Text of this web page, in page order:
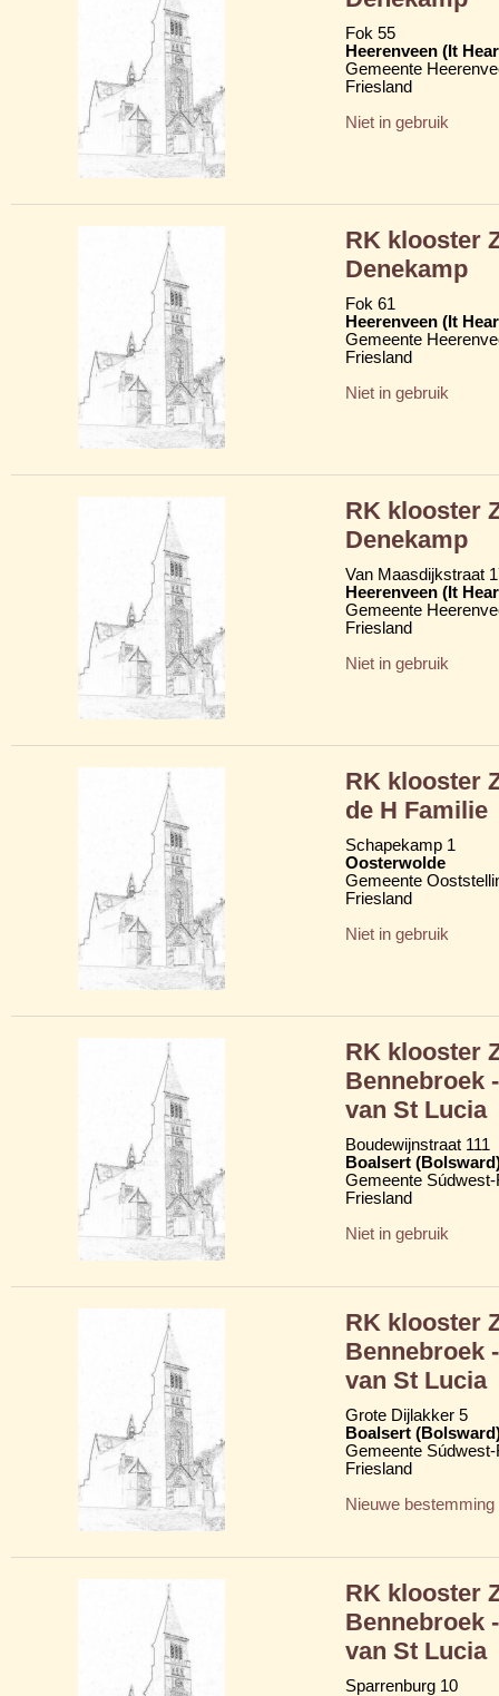
Fok 55
Heerenveen (It
Gemeente
Friesland
Niet in gebruik
RK klooster
Denekamp
Fok 61
Heerenveen (It
Gemeente
Friesland
Niet in gebruik
RK klooster
Denekamp
Van Maasdijkstraat
Heerenveen (It
Gemeente
Friesland
Niet in gebruik
RK klooster
de H Familie
Schapekamp 1
Oosterwolde
Gemeente
Friesland
Niet in gebruik
RK klooster
Bennebroek
van St Lucia
Boudewijnstraat 111
Boalsert
Gemeente
Friesland
Niet in gebruik
RK klooster
Bennebroek
van St Lucia
Grote Dijlakker 5
Boalsert
Gemeente
Friesland
Nieuwe bestemming
RK klooster
Bennebroek
van St Lucia
Sparrenburg 10